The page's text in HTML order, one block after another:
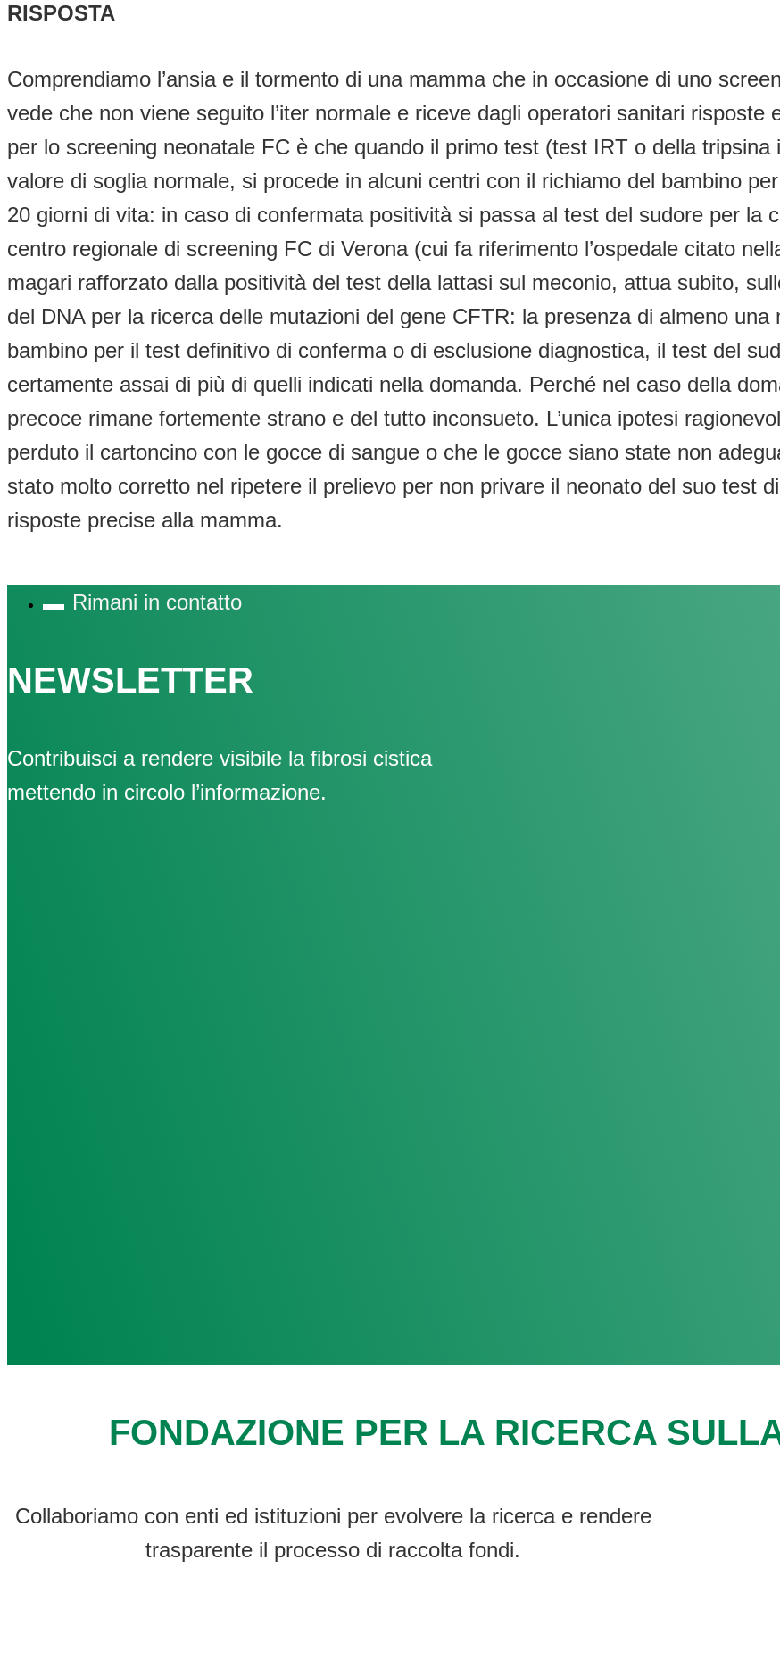
RISPOSTA
Comprendiamo l’ansia e il tormento di una mamma che in occasione di uno
vede che non viene seguito l’iter normale e riceve dagli operatori sanitari
per lo screening neonatale FC è che quando il primo test (test IRT o della
valore di soglia normale, si procede in alcuni centri con il richiamo del bambino
20 giorni di vita: in caso di confermata positività si passa al test del sudore per la
centro regionale di screening FC di Verona (cui fa riferimento l’ospedale citato
magari rafforzato dalla positività del test della lattasi sul meconio, attua subito,
del DNA per la ricerca delle mutazioni del gene CFTR: la presenza di almeno
bambino per il test definitivo di conferma o di esclusione diagnostica, il test del
certamente assai di più di quelli indicati nella domanda. Perché nel caso della
precoce rimane fortemente strano e del tutto inconsueto. L’unica ipotesi
perduto il cartoncino con le gocce di sangue o che le gocce siano state non
stato molto corretto nel ripetere il prelievo per non privare il neonato del suo test
risposte precise alla mamma.
Rimani in contatto
NEWSLETTER
Contribuisci a rendere visibile la fibrosi cistica
mettendo in circolo l’informazione.
FONDAZIONE PER LA RICERCA
Collaboriamo con enti ed istituzioni per evolvere la ricerca e rendere
trasparente il processo di raccolta fondi.